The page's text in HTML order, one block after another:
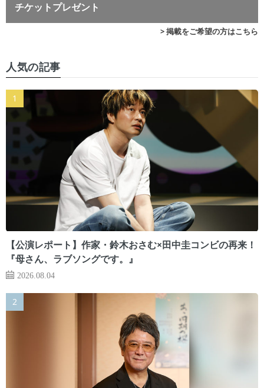
チケットプレゼント
> 掲載をご希望の方はこちら
人気の記事
【公演レポート】作家・鈴木おさむ×田中圭コンビの再来！
『母さん、ラブソングです。』
2026.08.04